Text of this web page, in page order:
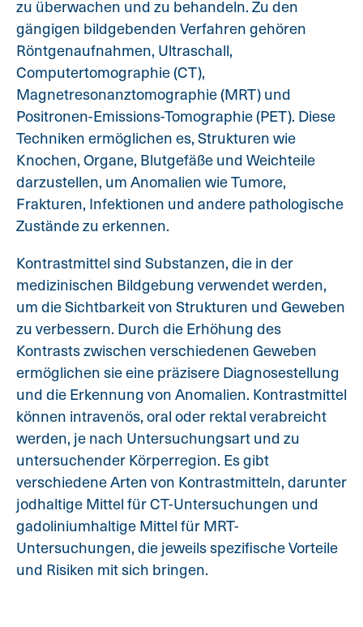
zu überwachen und zu behandeln. Zu den
gängigen bildgebenden Verfahren gehören
Röntgenaufnahmen, Ultraschall,
Computertomographie (CT),
Magnetresonanztomographie (MRT) und
Positronen-Emissions-Tomographie (PET). Diese
Techniken ermöglichen es, Strukturen wie
Knochen, Organe, Blutgefäße und Weichteile
darzustellen, um Anomalien wie Tumore,
Frakturen, Infektionen und andere pathologische
Zustände zu erkennen.
Kontrastmittel sind Substanzen, die in der
medizinischen Bildgebung verwendet werden,
um die Sichtbarkeit von Strukturen und Geweben
zu verbessern. Durch die Erhöhung des
Kontrasts zwischen verschiedenen Geweben
ermöglichen sie eine präzisere Diagnosestellung
und die Erkennung von Anomalien. Kontrastmittel
können intravenös, oral oder rektal verabreicht
werden, je nach Untersuchungsart und zu
untersuchender Körperregion. Es gibt
verschiedene Arten von Kontrastmitteln, darunter
jodhaltige Mittel für CT-Untersuchungen und
gadoliniumhaltige Mittel für MRT-
Untersuchungen, die jeweils spezifische Vorteile
und Risiken mit sich bringen.